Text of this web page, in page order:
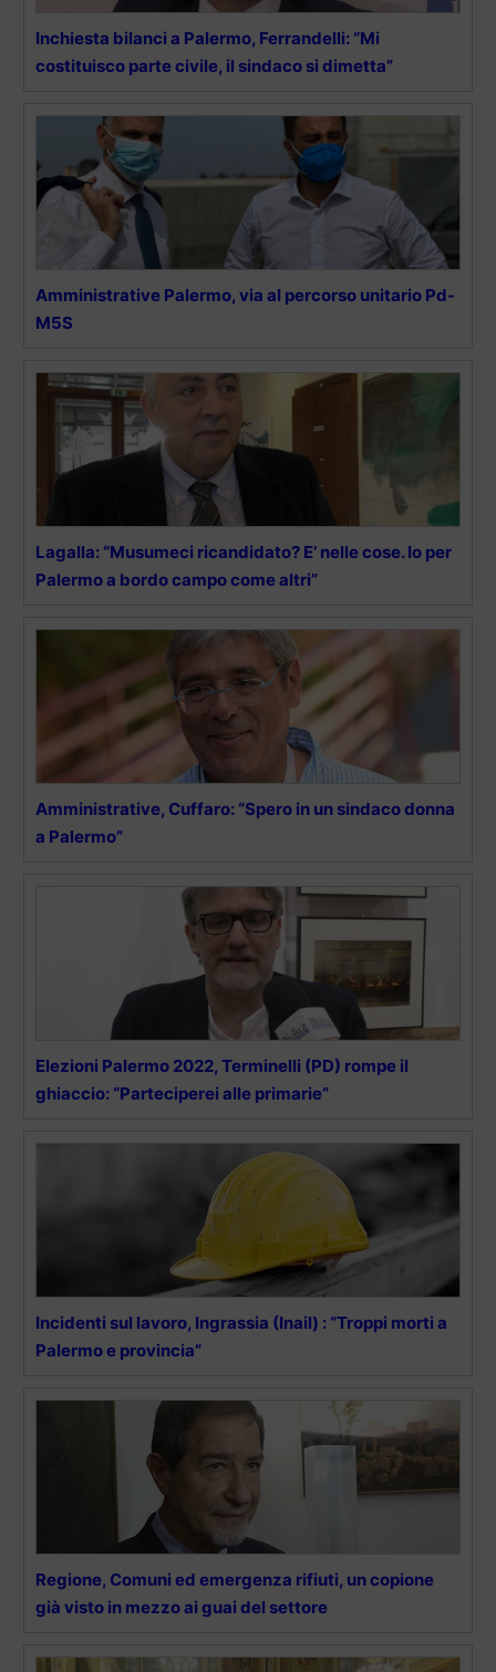
Inchiesta bilanci a Palermo, Ferrandelli: “Mi
costituisco parte civile, il sindaco si dimetta”
Amministrative Palermo, via al percorso unitario Pd-
M5S
Lagalla: “Musumeci ricandidato? E’ nelle cose. Io per
Palermo a bordo campo come altri”
Amministrative, Cuffaro: “Spero in un sindaco donna
a Palermo”
Elezioni Palermo 2022, Terminelli (PD) rompe il
ghiaccio: “Parteciperei alle primarie”
Incidenti sul lavoro, Ingrassia (Inail) : “Troppi morti a
Palermo e provincia”
Regione, Comuni ed emergenza rifiuti, un copione
già visto in mezzo ai guai del settore